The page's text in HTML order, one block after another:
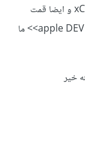
اضع ال bundle id الصحيح الموجود في xCode و ايضا قمت
بأختيار الحساب الصحيح الذي يتوفر عليه حساب apple DEV>> ما
خير